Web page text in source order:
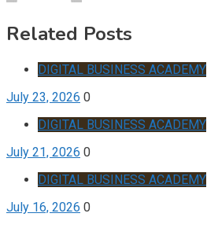
Related Posts
DIGITAL BUSINESS ACADEMY
July 23, 2026 0
DIGITAL BUSINESS ACADEMY
July 21, 2026 0
DIGITAL BUSINESS ACADEMY
July 16, 2026 0